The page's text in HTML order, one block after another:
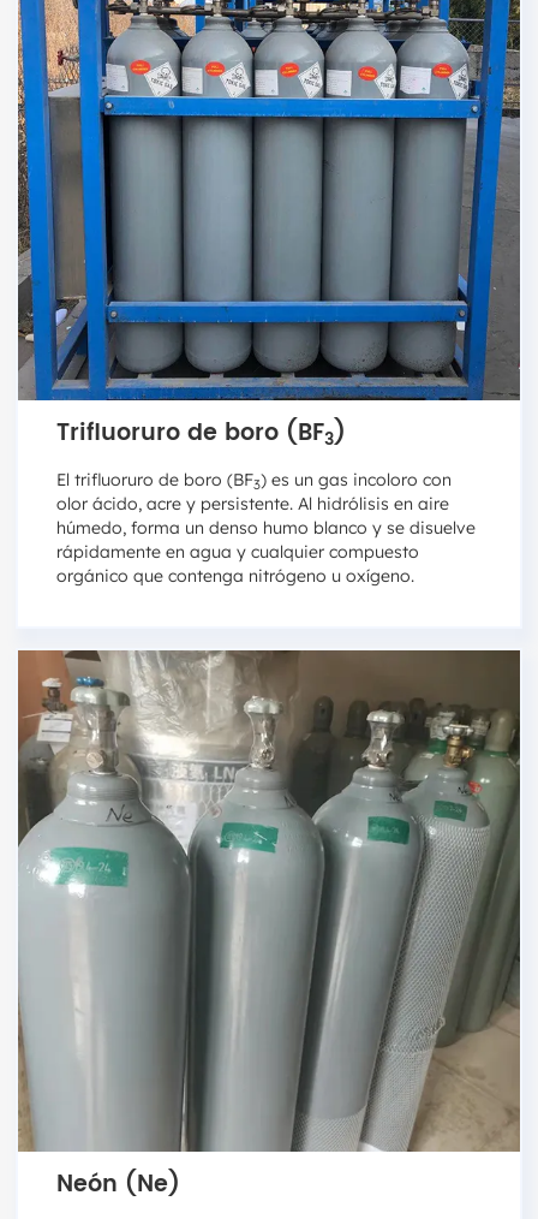
Trifluoruro de boro (BF3)
El trifluoruro de boro (BF3) es un gas incoloro con
olor ácido, acre y persistente. Al hidrólisis en aire
húmedo, forma un denso humo blanco y se disuelve
rápidamente en agua y cualquier compuesto
orgánico que contenga nitrógeno u oxígeno.
Neón (Ne)